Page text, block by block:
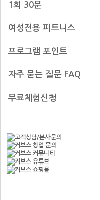
1회 30분
여성전용 피트니스
프로그램 포인트
자주 묻는 질문 FAQ
무료체험신청